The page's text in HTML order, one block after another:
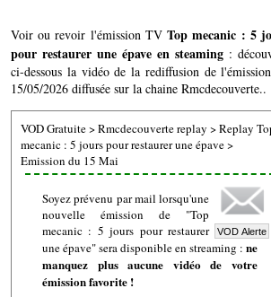
Voir ou revoir l'émission TVTop mecanic : 5
pour restaurer une épave en steaming :
ci-dessous la vidéo de la rediffusion de
15/05/2026 diffusée sur la chaine Rmcdecouverte..
VOD Gratuite>Rmcdecouverte replay >Replay
mecanic : 5 jours pour restaurer une épave>
Emission du 15 Mai
Soyez prévenu par mail lorsqu'une
nouvelle émission de "Top
mecanic : 5 jours pour restaurer
une épave" sera disponible en streaming : ne
manquez plus aucune vidéo de votre
émission favorite !